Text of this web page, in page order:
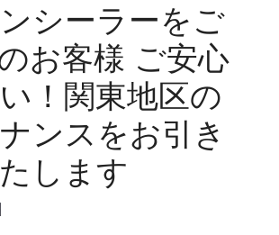
シーラーをご
お客様 ご安心
！関東地区の
ンスをお引き
します